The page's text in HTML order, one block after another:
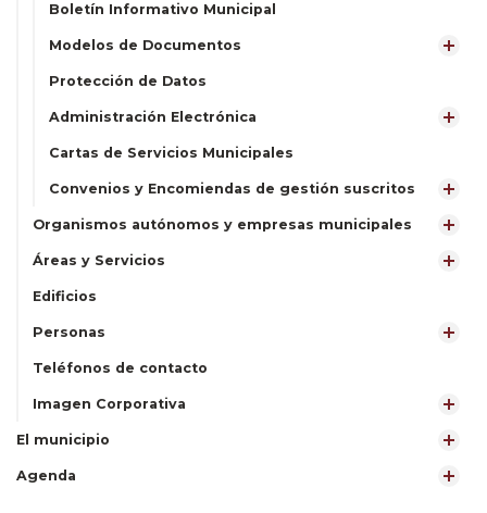
Boletín Informativo Municipal
Modelos de Documentos
Protección de Datos
Administración Electrónica
Cartas de Servicios Municipales
Convenios y Encomiendas de gestión suscritos
Organismos autónomos y empresas municipales
Áreas y Servicios
Edificios
Personas
Teléfonos de contacto
Imagen Corporativa
El municipio
Agenda